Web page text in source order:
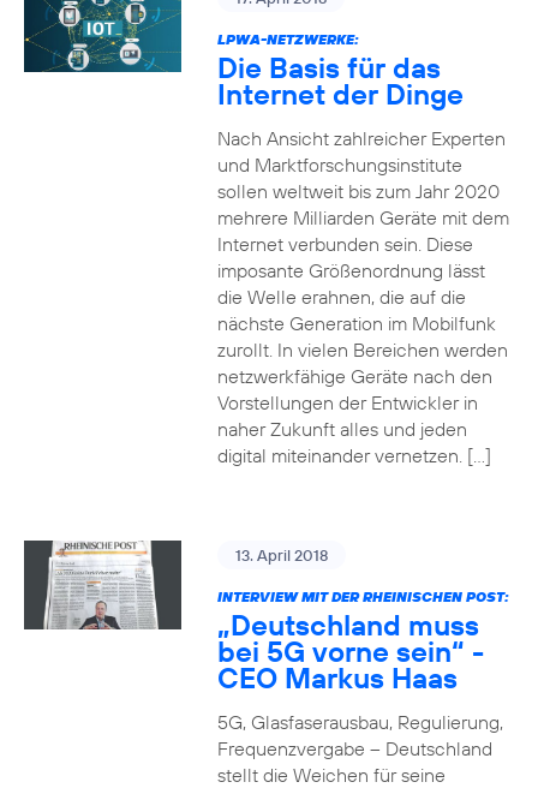
LPWA-NETZWERKE:
Die Basis für das
Internet der Dinge
Nach Ansicht zahlreicher Experten
und Marktforschungsinstitute
sollen weltweit bis zum Jahr 2020
mehrere Milliarden Geräte mit dem
Internet verbunden sein. Diese
imposante Größenordnung lässt
die Welle erahnen, die auf die
nächste Generation im Mobilfunk
zurollt. In vielen Bereichen werden
netzwerkfähige Geräte nach den
Vorstellungen der Entwickler in
naher Zukunft alles und jeden
digital miteinander vernetzen. […]
13. April 2018
INTERVIEW MIT DER RHEINISCHEN POST:
„Deutschland muss
bei 5G vorne sein“ -
CEO Markus Haas
5G, Glasfaserausbau, Regulierung,
Frequenzvergabe – Deutschland
stellt die Weichen für seine